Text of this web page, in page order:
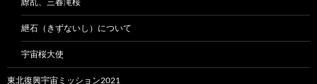
紲石（きずないし）について
宇宙桜大使
東北復興宇宙ミッション2021